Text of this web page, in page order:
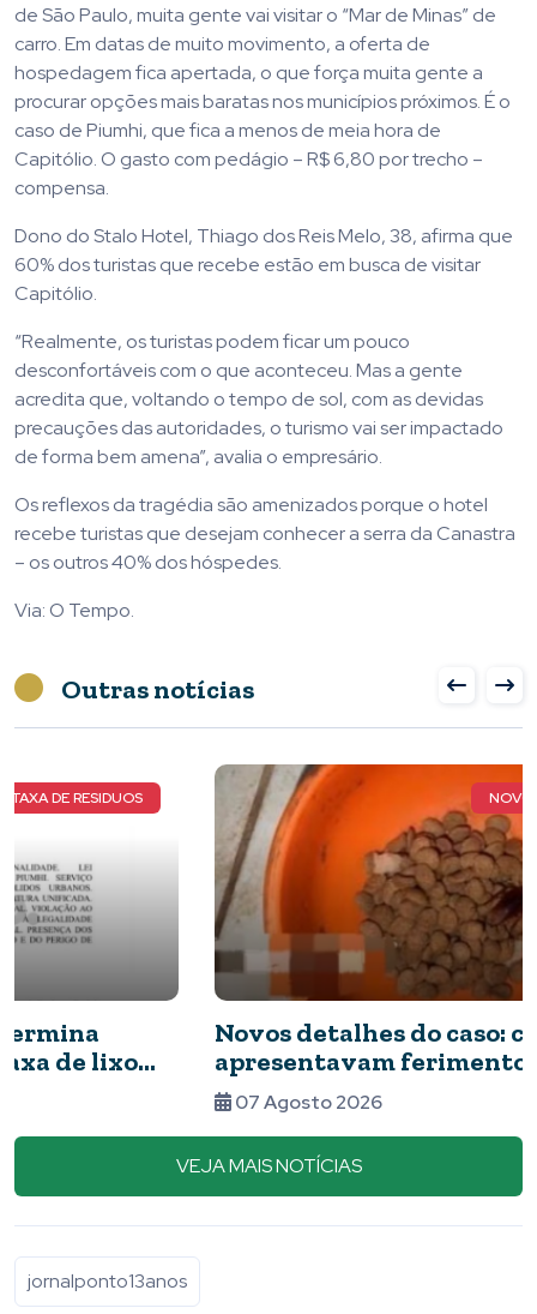
de São Paulo, muita gente vai visitar o “Mar de Minas” de
carro. Em datas de muito movimento, a oferta de
hospedagem fica apertada, o que força muita gente a
procurar opções mais baratas nos municípios próximos. É o
caso de Piumhi, que fica a menos de meia hora de
Capitólio. O gasto com pedágio – R$ 6,80 por trecho –
compensa.
Dono do Stalo Hotel, Thiago dos Reis Melo, 38, afirma que
60% dos turistas que recebe estão em busca de visitar
Capitólio.
“Realmente, os turistas podem ficar um pouco
desconfortáveis com o que aconteceu. Mas a gente
acredita que, voltando o tempo de sol, com as devidas
precauções das autoridades, o turismo vai ser impactado
de forma bem amena”, avalia o empresário.
Os reflexos da tragédia são amenizados porque o hotel
recebe turistas que desejam conhecer a serra da Canastra
– os outros 40% dos hóspedes.
Via: O Tempo.
Outras notícias
NOVOS DETALHES DO CASO
Novos detalhes do caso: cães resgatados
apresentavam ferimentos e comida com
VEJA MAIS NOTÍCIAS
jornalponto13anos